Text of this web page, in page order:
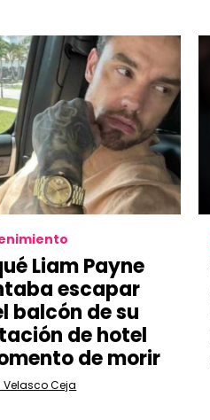
Liam Payne
escapar
balcón de su
de hotel
de morir
Velasco Ceja